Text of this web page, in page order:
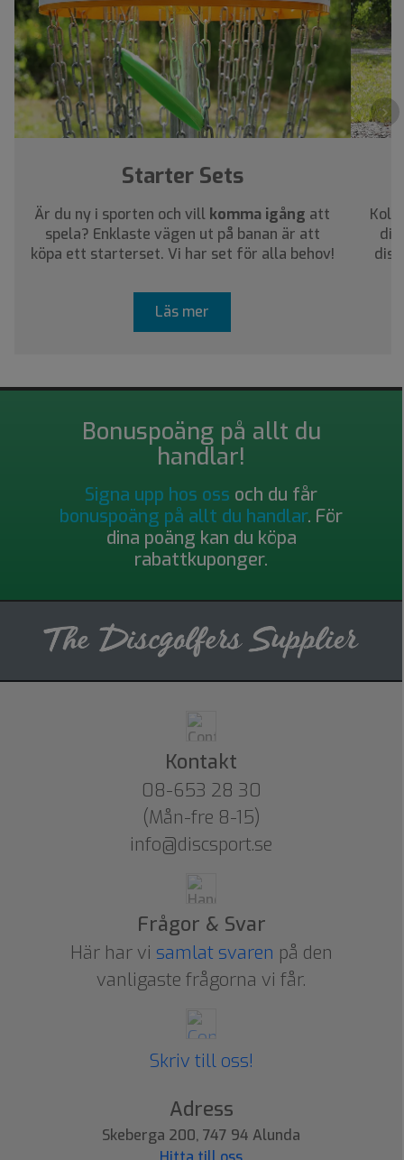
›
Starter Sets
Är du ny i sporten och vill komma igång att
spela? Enklaste vägen ut på banan är att
köpa ett starterset. Vi har set för alla behov!
Läs mer
Bonuspoäng på allt du
handlar!
Signa upp hos oss och du får
bonuspoäng på allt du handlar. För
dina poäng kan du köpa
rabattkuponger.
Kontakt
08-653 28 30
(Mån-fre 8-15)
info@discsport.se
Frågor & Svar
Här har vi samlat svaren på den
vanligaste frågorna vi får.
Skriv till oss!
Adress
Skeberga 200, 747 94 Alunda